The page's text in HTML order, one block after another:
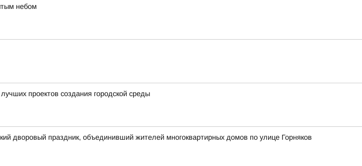
небом
проектов создания городской среды
дворовый праздник, объединивший жителей многоквартирных домов по улице Горняков